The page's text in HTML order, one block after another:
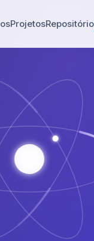
ProjetosRepositório